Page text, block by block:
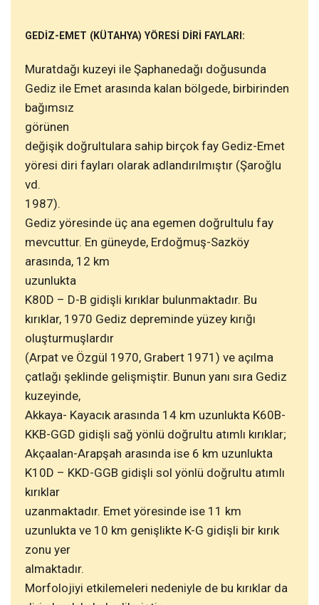
GEDİZ-EMET (KÜTAHYA) YÖRESİ DİRİ FAYLARI:
Muratdağı kuzeyi ile Şaphanedağı doğusunda
Gediz ile Emet arasında kalan bölgede, birbirinden
bağımsız
görünen
değişik doğrultulara sahip birçok fay Gediz-Emet
yöresi diri fayları olarak adlandırılmıştır (Şaroğlu
vd.
1987).
Gediz yöresinde üç ana egemen doğrultulu fay
mevcuttur. En güneyde, Erdoğmuş-Sazköy
arasında, 12 km
uzunlukta
K80D – D-B gidişli kırıklar bulunmaktadır. Bu
kırıklar, 1970 Gediz depreminde yüzey kırığı
oluşturmuşlardır
(Arpat ve Özgül 1970, Grabert 1971) ve açılma
çatlağı şeklinde gelişmiştir. Bunun yanı sıra Gediz
kuzeyinde,
Akkaya- Kayacık arasında 14 km uzunlukta K60B-
KKB-GGD gidişli sağ yönlü doğrultu atımlı kırıklar;
Akçaalan-Arapşah arasında ise 6 km uzunlukta
K10D – KKD-GGB gidişli sol yönlü doğrultu atımlı
kırıklar
uzanmaktadır. Emet yöresinde ise 11 km
uzunlukta ve 10 km genişlikte K-G gidişli bir kırık
zonu yer
almaktadır.
Morfolojiyi etkilemeleri nedeniyle de bu kırıklar da